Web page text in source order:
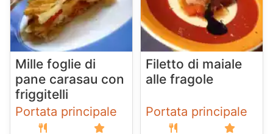
Mille foglie di
pane carasau con
friggitelli
Portata principale
Filetto di maiale
alle fragole
Portata principale